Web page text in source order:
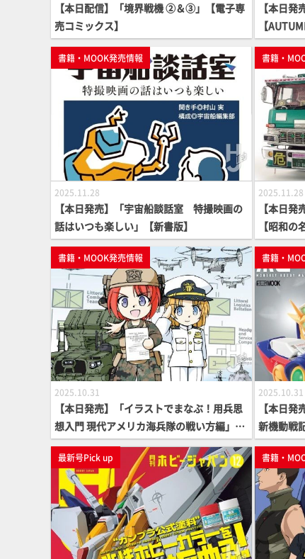
【本日配信】「境界戦機 ②＆③」【電子専
売コミックス】
【本日
【
書籍・MOOK発売情報
2025.11.28
【本日発売】「宇宙船談話室 特撮映画の
話はいつも楽しい」【新書版】
書籍・
2025.11.28
【本日発
【昭和の
書籍・MOOK発売情報
2025.10.31
【本日発売】「イラストでまなぶ！用兵思
想入門 現代アメリカ海兵隊の戦い方編」
【アメリカ海兵隊はなぜ大変革を進めるの
か？】
書籍・
2025.10.31
【本日
新機動戦
最新号Pick up 書籍・